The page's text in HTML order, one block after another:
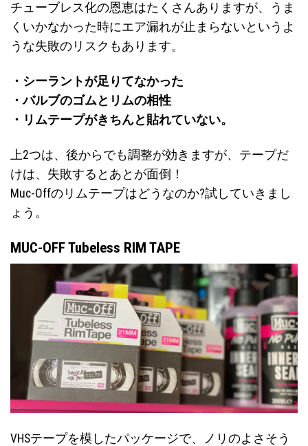
チューブレス化の恩恵はたくさんありますが、うま
くいかなかった時にエア漏れが止まらないというよ
うな失敗のリスクもあります。
・シーラントが足りてなかった
・バルブのゴムとリムの相性
・リムテープがきちんと貼れていない。
上2つは、後からでも調整が効きますが、テープだ
けは、失敗するとあとが面倒！
Muc-Offのリムテープはどうなのか?試していきまし
ょう。
MUC-OFF Tubeless RIM TAPE
VHSテープを模したパッケージで、ノリのよさそう